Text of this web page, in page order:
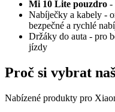
Mi 10 Lite pouzdro -
Nabíječky a kabely -
bezpečné a rychlé
Držáky do auta - pro
jízdy
Proč si vybrat
Nabízené produkty pro